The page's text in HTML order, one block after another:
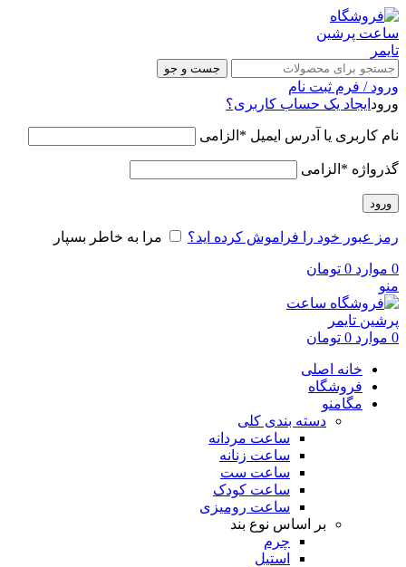
جست و جو
ورود / فرم ثبت نام
ورود ایجاد یک حساب کاربری؟
نام کاربری یا آدرس ایمیل * الزامی
گذرواژه * الزامی
ورود
رمز عبور خود را فراموش کرده اید؟ مرا به خاطر بسپار
0 موارد 0 تومان
منو
0 موارد 0 تومان
خانه اصلی
فروشگاه
مگامنو
دسته بندی کلی
ساعت مردانه
ساعت زنانه
ساعت ست
ساعت کودک
ساعت رومیزی
بر اساس نوع بند
چرم
استیل